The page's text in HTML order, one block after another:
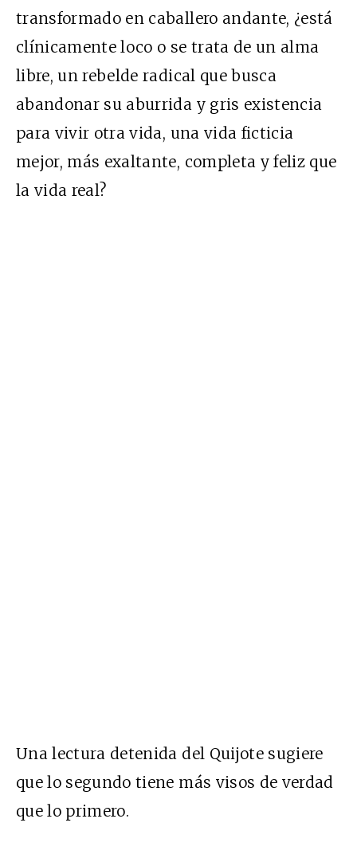
transformado en caballero andante, ¿está
clínicamente loco o se trata de un alma
libre, un rebelde radical que busca
abandonar su aburrida y gris existencia
para vivir otra vida, una vida ficticia
mejor, más exaltante, completa y feliz que
la vida real?
Una lectura detenida del Quijote sugiere
que lo segundo tiene más visos de verdad
que lo primero.